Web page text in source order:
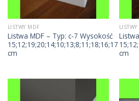
LISTWY MDF
Listwa MDF – Typ: c-7 Wysokość
15;12;19;20;14;10;13;8;11;18;16;17
cm
cm